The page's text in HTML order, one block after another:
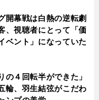
開幕戦は白熱の逆転劇
、視聴者にとって「価
ベント」になっていた
の４回転半ができた」
輪、羽生結弦がこだわ